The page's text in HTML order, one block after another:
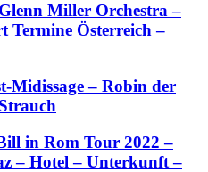
Miller Orchestra –
Termine Österreich –
Midissage – Robin der
in Rom Tour 2022 –
– Hotel – Unterkunft –